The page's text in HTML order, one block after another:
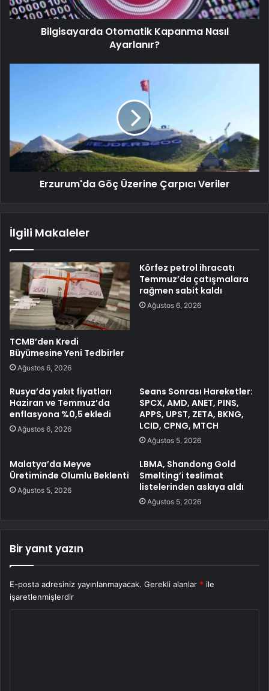
Bilgisayarda Otomatik Kapanma Nasıl
Ayarlanır?
Erzurum'da Göç Üzerine Çarpıcı Veriler
İlgili Makaleler
TCMB’den Kredi
Büyümesine Yeni Tedbirler
Ağustos 6, 2026
Körfez petrol ihracatı
Temmuz’da çatışmalara
rağmen sabit kaldı
Ağustos 6, 2026
Rusya’da yakıt fiyatları
Haziran ve Temmuz’da
enflasyona %0,5 ekledi
Ağustos 6, 2026
Seans Sonrası Hareketler:
SPCX, AMD, ANET, PINS,
APPS, UPST, ZETA, BKNG,
LCID, CPNG, MTCH
Ağustos 5, 2026
Malatya’da Meyve
Üretiminde Olumlu Beklenti
Ağustos 5, 2026
LBMA, Shandong Gold
Smelting’i teslimat
listelerinden askıya aldı
Ağustos 5, 2026
Bir yanıt yazın
E-posta adresiniz yayınlanmayacak. Gerekli alanlar * ile
işaretlenmişlerdir